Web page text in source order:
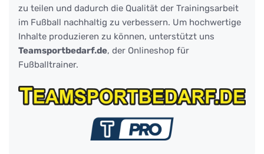
zu teilen und dadurch die Qualität der Trainingsarbeit
im Fußball nachhaltig zu verbessern. Um hochwertige
Inhalte produzieren zu können, unterstützt uns
Teamsportbedarf.de, der Onlineshop für
Fußballtrainer.